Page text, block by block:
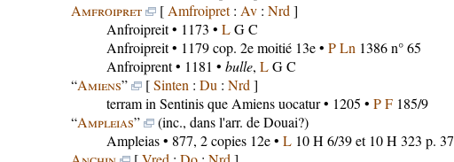
Amfroipret
[ Amfroipret: Av: Nrd ]
Anfroipreit• 1173 • LG C
Anfroipreit• 1179 cop. 2e moitié 13e • P Ln 1386 n° 65
Anfroiprent• 1181 • bulle, LG C
“Amiens” [Sinten : Du : Nrd ]
terram in Sentinis que Amiens uocatur• 1205 • P F185/9
“Ampleias”
(inc., dans l'arr. de Douai?)
Ampleias• 877, 2 copies 12e • L10 H 6/39 et 10 H 323 p. 37